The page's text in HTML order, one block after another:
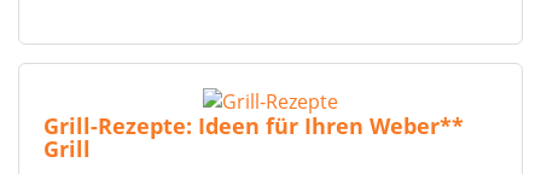
Grill-Rezepte: Ideen für Ihren Weber**
Grill